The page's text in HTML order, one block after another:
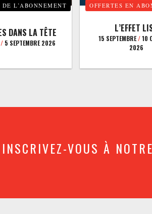
DE L’ABONNEMENT
DANS LA TÊTE
/5 SEPTEMBRE 2026
OFFERTES EN
L’EFFET
15 SEPTEMBRE/10
2026
INSCRIVEZ-VOUS À